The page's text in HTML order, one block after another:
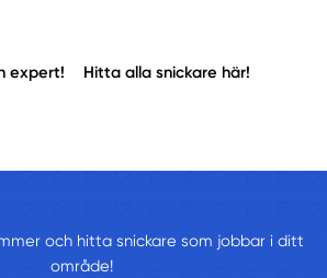
expert! Hitta alla snickare här!
och hitta snickare som jobbar i ditt
område!